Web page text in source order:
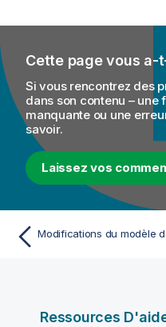
Cette page vous a-
Si vous rencontrez des
dans son contenu – une
manquante ou une
savoir.
Laissez vos
Ressources